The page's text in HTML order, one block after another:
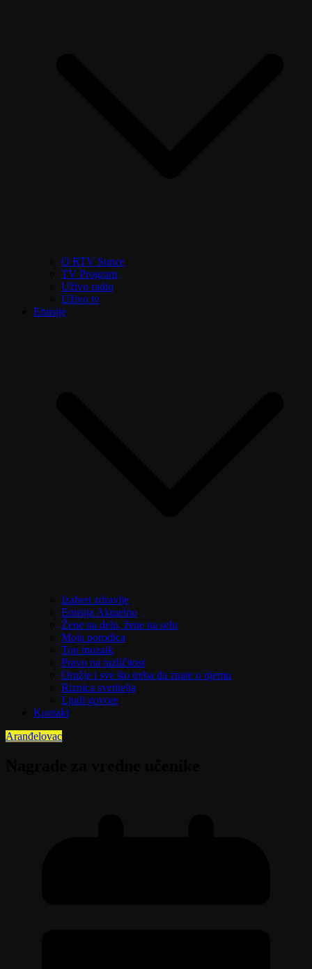
O RTV Sunce
TV Program
Uživo radio
Uživo tv
Emisije
Izaberi zdravlje
Emisija Aktuelno
Žene na delu, žene na selu
Moja porodica
Top mozaik
Pravo na različitost
Oružje i sve što treba da znate o njemu
Riznica svetitelja
Ljudi govore
Kontakt
Aranđelovac